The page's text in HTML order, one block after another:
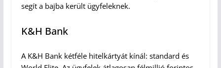
segít a bajba került ügyfeleknek.
K&H Bank
A K&H Bank kétféle hitelkártyát kínál: standard és